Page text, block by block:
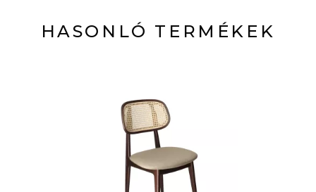
HASONLÓ TERMÉKEK